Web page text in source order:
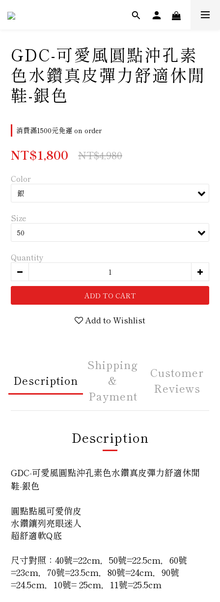
GDC-可愛風圓點沖孔素
色水鑽真皮彈力舒適休閒
鞋-銀色
消費滿1500元免運 on order
NT$1,800 NT$4,980
Color
Size
Quantity
ADD TO CART
Add to Wishlist
Description
Shipping
&
Payment
Customer
Reviews
Description
GDC-可愛風圓點沖孔素色水鑽真皮彈力舒適休閒
鞋-銀色
圓點點風可愛俏皮
水鑽鑲列亮眼迷人
超舒適軟Q底
尺寸對照：40號=22cm，50號=22.5cm，60號
=23cm，70號=23.5cm，80號=24cm，90號
=24.5cm，10號= 25cm，11號=25.5cm